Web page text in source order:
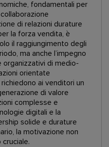
fondamentali per
di relazioni durature
la forza vendita, è
il raggiungimento degli
ma anche l’impegno
di medio-
orientate
ai venditori un
di valore
complesse e
digitali e la
solide e durature
la motivazione non